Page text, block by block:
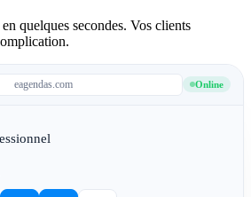
quelques secondes. Vos clients
eagendas.com Online